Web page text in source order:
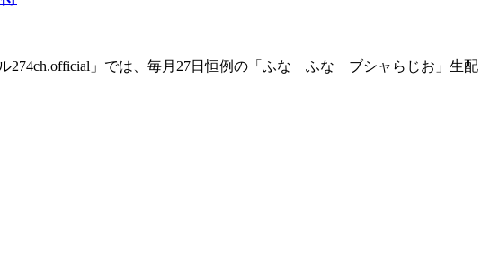
274ch.official」では、毎月27日恒例の「ふな ふな ブシャらじお」生配